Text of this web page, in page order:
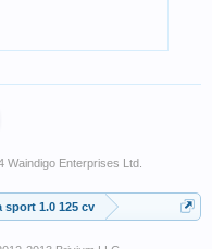
Waindigo Enterprises Ltd
sport 1.0 125 cv